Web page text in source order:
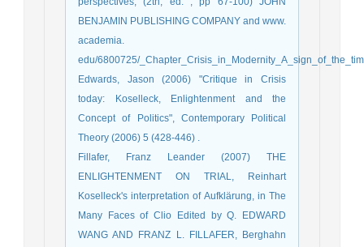
BENJAMIN PUBLISHING COMPANY and www.
academia.
edu/6800725/
Edwards, Jason (2006) "Critique in Crisis
today: Koselleck, Enlightenment and the
Concept of Politics", Contemporary Political
Theory (2006) 5 (428-446) .
Fillafer, Franz Leander (2007) THE
ENLIGHTENMENT ON TRIAL, Reinhart
Koselleck's interpretation of Aufklärung, in The
Many Faces of Clio Edited by Q. EDWARD
WANG AND FRANZ L. FILLAFER, Berghahn